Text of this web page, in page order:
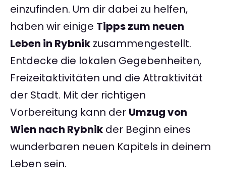
einzufinden. Um dir dabei zu helfen,
haben wir einige Tipps zum neuen
Leben in Rybnik zusammengestellt.
Entdecke die lokalen Gegebenheiten,
Freizeitaktivitäten und die Attraktivität
der Stadt. Mit der richtigen
Vorbereitung kann der Umzug von
Wien nach Rybnik der Beginn eines
wunderbaren neuen Kapitels in deinem
Leben sein.